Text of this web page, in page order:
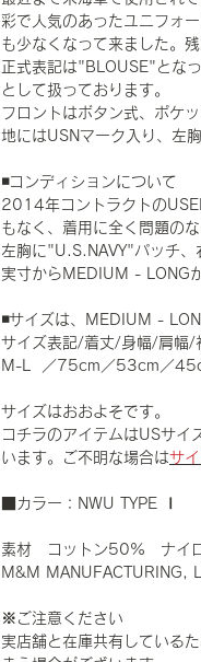
彩で人気のあったユニフォ
も少なくなって来ました。残
正式表記は"BLOUSE"とな
として扱っております。
フロントはボタン式、ポケ
地にはUSNマーク入り、左
◾️コンディションについて
2014年コントラクトの
もなく、着用に全く問題の
左胸に"U.S.NAVY"パッチ、
実寸からMEDIUM - LONG
◾️サイズは、MEDIUM -
サイズ表記/着丈/身幅/肩幅/
M-L ／75cm／53cm／
サイズはおおよそです。
コチラのアイテムはUSサイ
います。ご不明な場合はサ
■カラー：NWU TYPE Ⅰ
素材 コットン50% ナイ
M&M MANUFACTURING,
※ご注意ください
実店舗と在庫共有している